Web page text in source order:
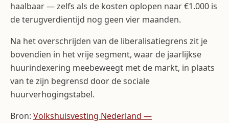
haalbaar — zelfs als de kosten oplopen naar €1.000 is
de terugverdientijd nog geen vier maanden.
Na het overschrijden van de liberalisatiegrens zit je
bovendien in het vrije segment, waar de jaarlijkse
huurindexering meebeweegt met de markt, in plaats
van te zijn begrensd door de sociale
huurverhogingstabel.
Bron: Volkshuisvesting Nederland —